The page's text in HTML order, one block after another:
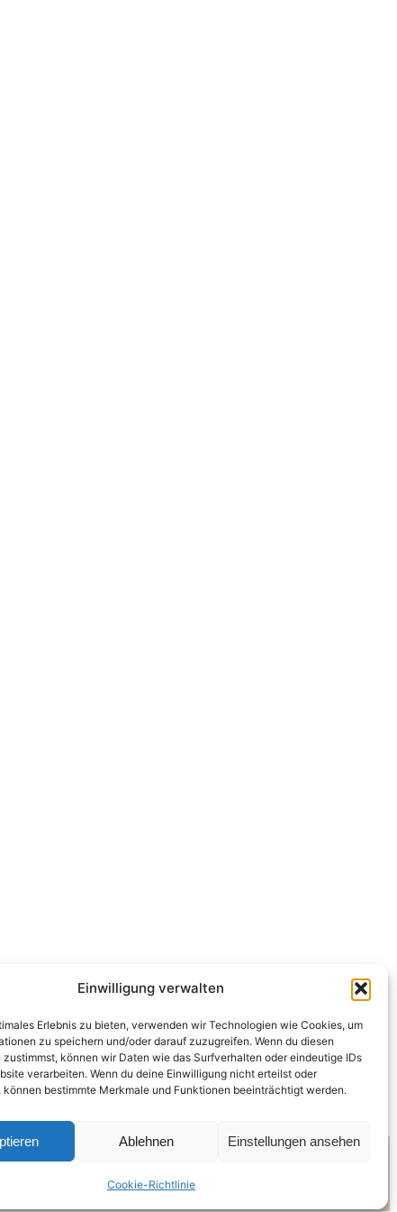
Einwilligung verwalten
Erlebnis zu bieten, verwenden wir Technologien wie Cookies, um
zu speichern und/oder darauf zuzugreifen. Wenn du diesen
können wir Daten wie das Surfverhalten oder eindeutige IDs
verarbeiten. Wenn du deine Einwilligung nicht erteilst oder
bestimmte Merkmale und Funktionen beeinträchtigt werden.
Ablehnen Einstellungen ansehen
Cookie-Richtlinie